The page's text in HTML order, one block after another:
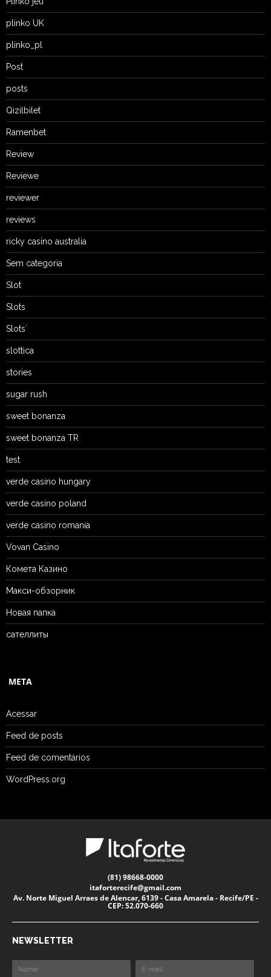
plinko UK
plinko_pl
Post
posts
Qizilbilet
Ramenbet
Review
Reviewe
reviewer
reviews
ricky casino australia
Sem categoria
Slot
Slots
Slots`
slottica
stories
sugar rush
sweet bonanza
sweet bonanza TR
test
verde casino hungary
verde casino poland
verde casino romania
Vovan Casino
Комета Казино
Макси-обзорник
Новая папка
сателлиты
META
Acessar
Feed de posts
Feed de comentários
WordPress.org
(81) 98668-0000
itaforterecife@gmail.com
Av. Norte Miguel Arraes de Alencar, 6139 - Casa Amarela - Recife/PE -
CEP: 52.070-660
NEWSLETTER